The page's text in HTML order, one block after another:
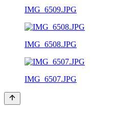
IMG_6509.JPG
IMG_6508.JPG
IMG_6507.JPG